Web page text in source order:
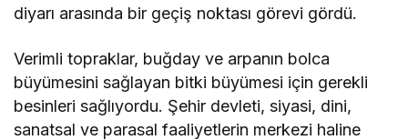
diyarı arasında bir geçiş noktası görevi gördü.
Verimli topraklar, buğday ve arpanın bolca
büyümesini sağlayan bitki büyümesi için gerekli
besinleri sağlıyordu. Şehir devleti, siyasi, dini,
sanatsal ve parasal faaliyetlerin merkezi haline